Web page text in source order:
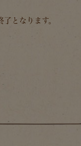
となります。